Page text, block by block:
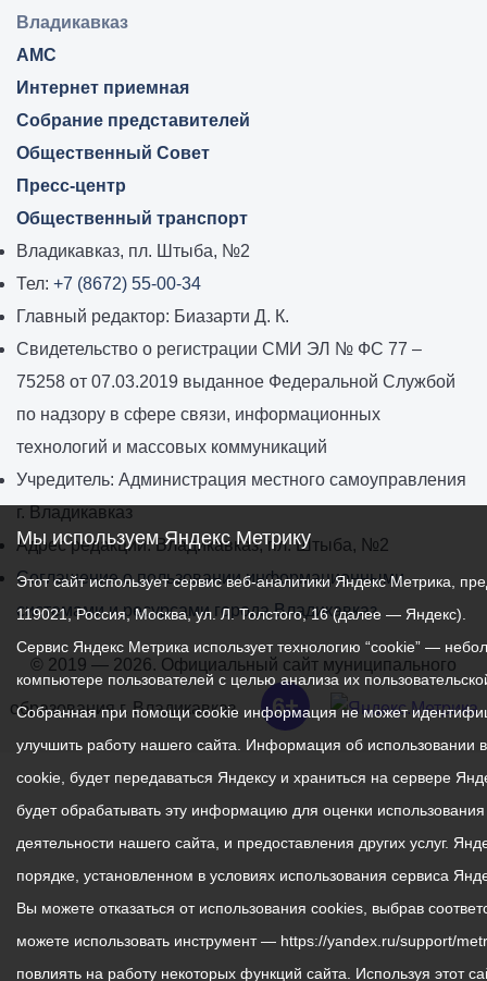
Владикавказ:
Владикавказ
АМС
Интернет приемная
Собрание представителей
Общественный Совет
Пресс-центр
Общественный транспорт
Владикавказ, пл. Штыба, №2
Тел: +7 (8672) 55-00-34
Главный редактор: Биазарти Д. К.
Свидетельство о регистрации СМИ ЭЛ № ФС 77 –
75258 от 07.03.2019 выданное Федеральной Службой
по надзору в сфере связи, информационных
технологий и массовых коммуникаций
Учредитель: Администрация местного самоуправления
г. Владикавказ
Адрес редакции: Владикавказ, пл. Штыба, №2
Соглашение о пользовании информационными
системами и ресурсами города Владикавказ
© 2019 — 2026. Официальный сайт муниципального
образования г. Владикавказ. 6+
Мы используем Яндекс Метрику
Этот сайт использует сервис веб-аналитики Яндекс Метрика,
119021, Россия, Москва, ул. Л. Толстого, 16 (далее — Яндекс).
Сервис Яндекс Метрика использует технологию “cookie” —
компьютере пользователей с целью анализа их
Собранная при помощи cookie информация не может
улучшить работу нашего сайта. Информация об
cookie, будет передаваться Яндексу и храниться на сервере
будет обрабатывать эту информацию для оценки
деятельности нашего сайта, и предоставления других услуг.
порядке, установленном в условиях использования сервиса
Вы можете отказаться от использования cookies, выбрав
можете использовать инструмент — https://yandex.ru/support/
повлиять на работу некоторых функций сайта. Используя этот